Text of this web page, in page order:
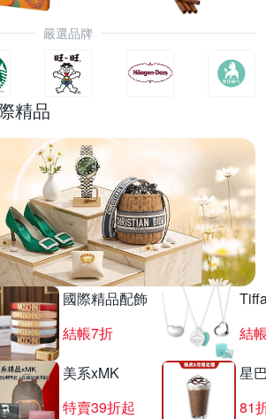
嚴選品牌
精品
國際精品配飾
結帳7折
結
美系xMK
特賣39折起
星
81